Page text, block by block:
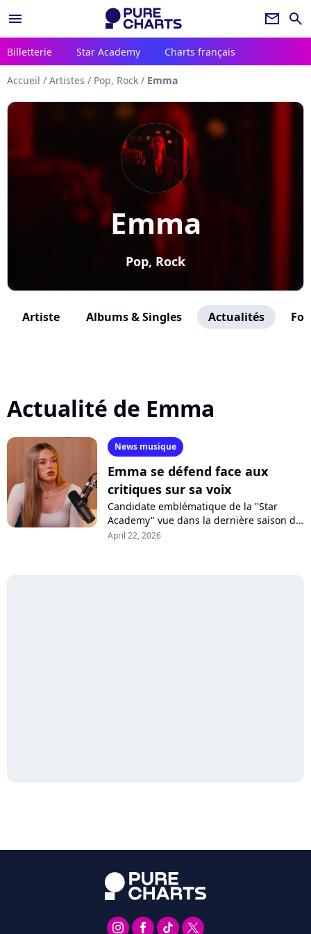
menu newsletter search
Billetterie Star Academy Charts français
Accueil / Artistes / Pop, Rock / Emma
Emma
Pop, Rock
Artiste Albums & Singles Actualités
Actualité de Emma
News musique
Emma se défend face aux
critiques sur sa voix
Candidate emblématique de la "Star
Academy" vue dans la dernière saison de
"Danse avec les stars", Emma se défend
April 22, 2026